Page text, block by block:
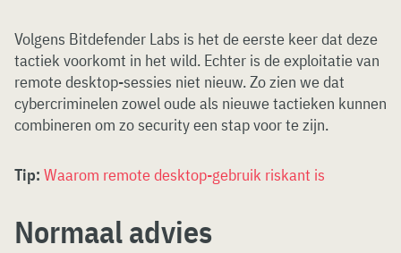
Volgens Bitdefender Labs is het de eerste keer dat deze
tactiek voorkomt in het wild. Echter is de exploitatie van
remote desktop-sessies niet nieuw. Zo zien we dat
cybercriminelen zowel oude als nieuwe tactieken kunnen
combineren om zo security een stap voor te zijn.
Tip: Waarom remote desktop-gebruik riskant is
Normaal advies